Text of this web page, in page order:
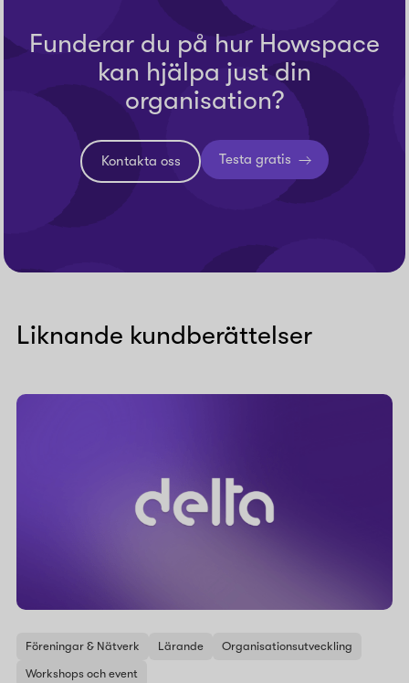
Funderar du på hur Howspace
kan hjälpa just din
organisation?
Kontakta oss Testa gratis
Liknande kundberättelser
Föreningar & Nätverk Lärande
Organisationsutveckling
Workshops och event